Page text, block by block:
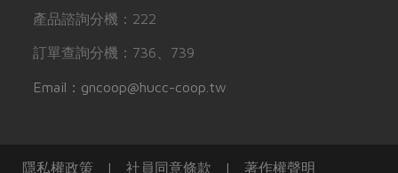
產品諮詢分機：222
訂單查詢分機：736、739
Email：gncoop@hucc-coop.tw
隱私權政策 | 社員同意條款 | 著作權聲明